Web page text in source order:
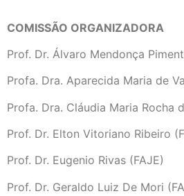
COMISSÃO ORGANIZADORA
Prof. Dr. Álvaro Mendonça
Profa. Dra. Aparecida Maria de
Profa. Dra. Cláudia Maria Rocha
Prof. Dr. Elton Vitoriano Ribeiro
Prof. Dr. Eugenio Rivas (FAJE)
Prof. Dr. Geraldo Luiz De Mori